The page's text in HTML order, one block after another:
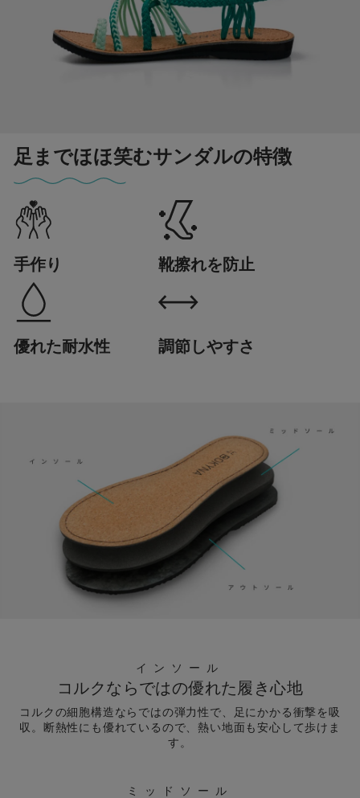
足までほほ笑むサンダルの特徴
手作り 靴擦れを防止
優れた耐水性 調節しやすさ
インソール
コルクならではの優れた履き心地
コルクの細胞構造ならではの弾力性で、足にかかる衝撃を吸
収。断熱性にも優れているので、熱い地面も安心して歩けま
す。
ミッドソール